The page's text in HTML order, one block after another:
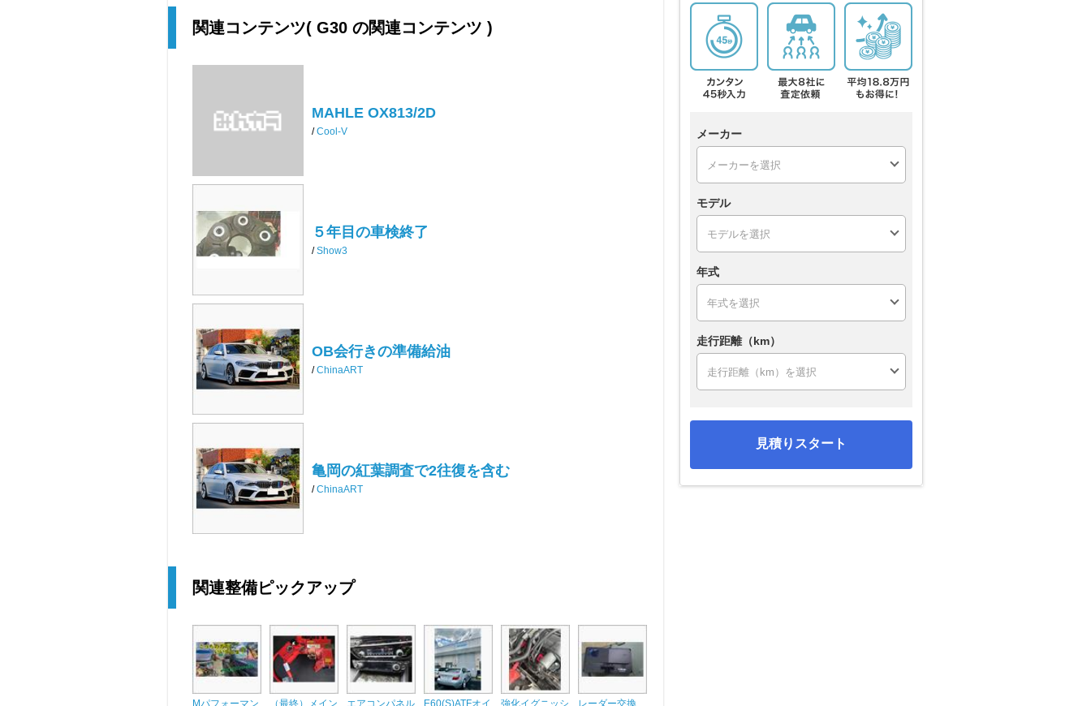
関連コンテンツ( G30 の関連コンテンツ )
MAHLE OX813/2D
/Cool-V
５年目の車検終了
/Show3
OB会行きの準備給油
/ChinaART
亀岡の紅葉調査で2往復を含む
/ChinaART
関連整備ピックアップ
Mパフォーマン （最終）メイン エアコンパネル E60(S)ATFオイ 強化イグニッシ レーダー交換
メーカー
モデル
年式
走行距離（km）
見積りスタート